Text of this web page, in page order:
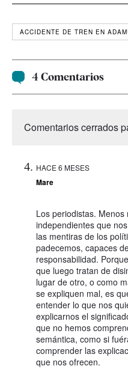
ACCIDENTE DE TREN EN
4 Comentarios
Comentarios cerrados
HACE 6 MESES
Mare
Los periodistas.
independientes que
las mentiras de los
padecemos, capaces
responsabilidad.
que luego tratan de
lugar de otro, o como
se expliquen mal, es
entender lo que nos
explicarnos el
que no hemos
semántica, como si
comprender las
que nos ofrecen.